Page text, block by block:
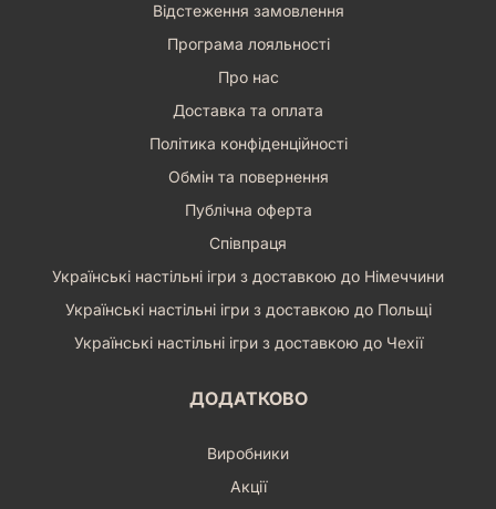
Відстеження замовлення
Програма лояльності
Про нас
Доставка та оплата
Політика конфіденційності
Обмін та повернення
Публічна оферта
Співпраця
Українські настільні ігри з доставкою до Німеччини
Українські настільні ігри з доставкою до Польщі
Українські настільні ігри з доставкою до Чехії
ДОДАТКОВО
Виробники
Акції